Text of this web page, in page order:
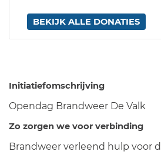
BEKIJK ALLE DONATIES
Initiatiefomschrijving
Opendag Brandweer De Valk
Zo zorgen we voor verbinding
Brandweer verleend hulp voor